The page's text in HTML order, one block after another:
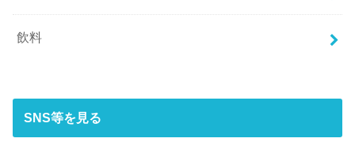
飲料
SNS等を見る